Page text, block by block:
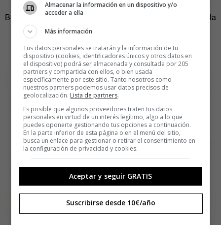
Bernat Moreno piensa que si su misión sirve para cambiar la
apocalíptica visión que dan los medios de comunicación
acerca del país desde la pasada primavera, desde el
terremoto, el esfuerzo habrá merecido la pena.
Almacenar la información en un dispositivo y/o
acceder a ella
Más información
Tus datos personales se tratarán y la información de tu
dispositivo (cookies, identificadores únicos y otros datos en
el dispositivo) podrá ser almacenada y consultada por 205
partners y compartida con ellos, o bien usada
específicamente por este sitio. Tanto nosotros como
nuestros partners podemos usar datos precisos de
geolocalización. Lista de partners.
Es posible que algunos proveedores traten tus datos
personales en virtud de un interés legítimo, algo a lo que
puedes oponerte gestionando tus opciones a continuación.
En la parte inferior de esta página o en el menú del sitio,
busca un enlace para gestionar o retirar el consentimiento en
la configuración de privacidad y cookies.
Aceptar y seguir GRATIS
Suscribirse desde 10€/año